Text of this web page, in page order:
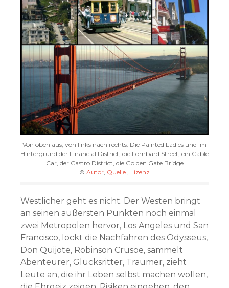
Von oben aus, von links nach rechts: Die Painted Ladies und im
Hintergrund der Financial District, die Lombard Street, ein Cable
Car, der Castro District, die Golden Gate Bridge
© Autor, Quelle , Lizenz
Westlicher geht es nicht. Der Westen bringt
an seinen äußersten Punkten noch einmal
zwei Metropolen hervor, Los Angeles und San
Francisco, lockt die Nachfahren des Odysseus,
Don Quijote, Robinson Crusoe, sammelt
Abenteurer, Glücksritter, Träumer, zieht
Leute an, die ihr Leben selbst machen wollen,